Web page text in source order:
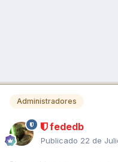
Administradores
fededb
Publicado 22 de